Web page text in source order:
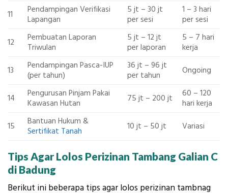
11
Pendampingan Verifikasi
Lapangan
5 jt – 30 jt
per sesi
1 – 3 hari
per sesi
12
Pembuatan Laporan
Triwulan
5 jt – 12 jt
per laporan
5 – 7 hari
kerja
13
Pendampingan Pasca-IUP
(per tahun)
36 jt – 96 jt
per tahun
Ongoing
14
Pengurusan Pinjam Pakai
Kawasan Hutan
75 jt – 200 jt
60 – 120
hari kerja
15
Bantuan Hukum &
Sertifikat Tanah
10 jt – 50 jt Variasi
Tips Agar Lolos Perizinan Tambang Galian C
di Badung
Berikut ini beberapa tips agar lolos perizinan tambnag